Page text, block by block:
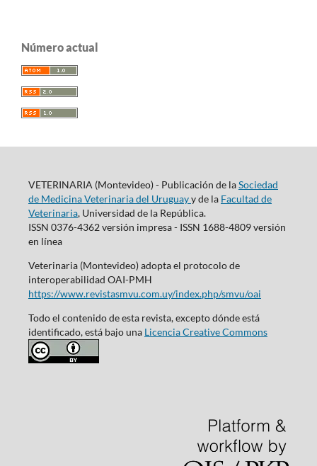
Número actual
VETERINARIA (Montevideo) - Publicación de laSociedad
de Medicina Veterinaria del Uruguayy de la Facultad de
Veterinaria, Universidad de la República.
ISSN 0376-4362 versión impresa - ISSN 1688-4809 versión
en línea
Veterinaria (Montevideo) adopta el protocolo de
interoperabilidad OAI-PMH
https://www.revistasmvu.com.uy/index.php/smvu/oai
Todo el contenido de esta revista, excepto dónde está
identificado, está bajo una Licencia Creative Commons